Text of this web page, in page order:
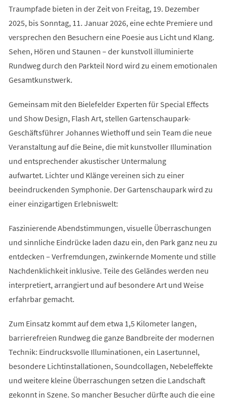
Traumpfade bieten in der Zeit von Freitag, 19. Dezember
2025, bis Sonntag, 11. Januar 2026, eine echte Premiere und
versprechen den Besuchern eine Poesie aus Licht und Klang.
Sehen, Hören und Staunen – der kunstvoll illuminierte
Rundweg durch den Parkteil Nord wird zu einem emotionalen
Gesamtkunstwerk.
Gemeinsam mit den Bielefelder Experten für Special Effects
und Show Design, Flash Art, stellen Gartenschaupark-
Geschäftsführer Johannes Wiethoff und sein Team die neue
Veranstaltung auf die Beine, die mit kunstvoller Illumination
und entsprechender akustischer Untermalung
aufwartet. Lichter und Klänge vereinen sich zu einer
beeindruckenden Symphonie. Der Gartenschaupark wird zu
einer einzigartigen Erlebniswelt:
Faszinierende Abendstimmungen, visuelle Überraschungen
und sinnliche Eindrücke laden dazu ein, den Park ganz neu zu
entdecken – Verfremdungen, zwinkernde Momente und stille
Nachdenklichkeit inklusive. Teile des Geländes werden neu
interpretiert, arrangiert und auf besondere Art und Weise
erfahrbar gemacht.
Zum Einsatz kommt auf dem etwa 1,5 Kilometer langen,
barrierefreien Rundweg die ganze Bandbreite der modernen
Technik: Eindrucksvolle Illuminationen, ein Lasertunnel,
besondere Lichtinstallationen, Soundcollagen, Nebeleffekte
und weitere kleine Überraschungen setzen die Landschaft
gekonnt in Szene. So mancher Besucher dürfte auch die eine